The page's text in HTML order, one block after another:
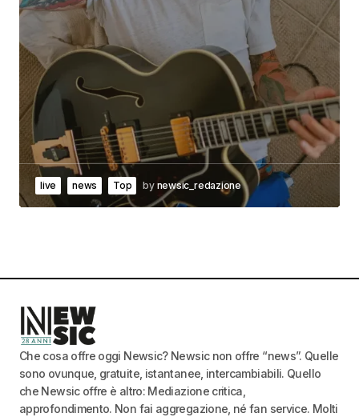
live news Top by newsic_redazione
Che cosa offre oggi Newsic? Newsic non offre “news”. Quelle
sono ovunque, gratuite, istantanee, intercambiabili. Quello
che Newsic offre è altro: Mediazione critica,
approfondimento. Non fai aggregazione, né fan service. Molti